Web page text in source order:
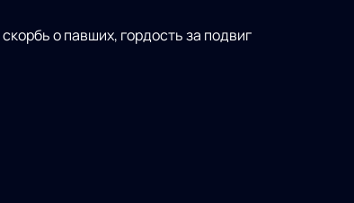
о павших, гордость за подвиг